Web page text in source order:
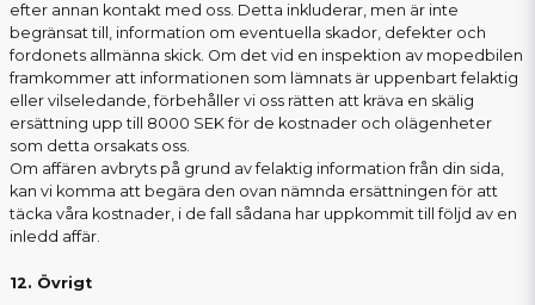
efter annan kontakt med oss. Detta inkluderar, men är inte
begränsat till, information om eventuella skador, defekter och
fordonets allmänna skick. Om det vid en inspektion av mopedbilen
framkommer att informationen som lämnats är uppenbart felaktig
eller vilseledande, förbehåller vi oss rätten att kräva en skälig
ersättning upp till 8000 SEK för de kostnader och olägenheter
som detta orsakats oss.
Om affären avbryts på grund av felaktig information från din sida,
kan vi komma att begära den ovan nämnda ersättningen för att
täcka våra kostnader, i de fall sådana har uppkommit till följd av en
inledd affär.
12. Övrigt